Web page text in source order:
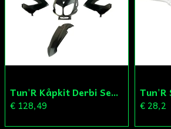
Tun'R Kåpkit Derbi Senda
€ 128,49 € 28,2